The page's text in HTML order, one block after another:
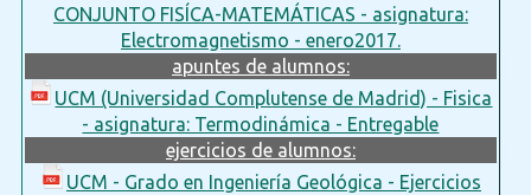
CONJUNTO FISÍCA-MATEMÁTICAS - asignatura:
Electromagnetismo - enero2017.
apuntes de alumnos:
UCM (Universidad Complutense de Madrid) - Fisica
- asignatura: Termodinámica - Entregable
ejercicios de alumnos:
UCM - Grado en Ingeniería Geológica - Ejercicios